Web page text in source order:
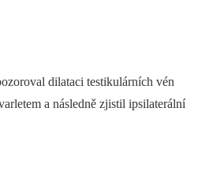
dilataci testikulárních vén
a následně zjistil ipsilaterální